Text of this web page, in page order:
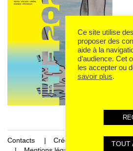
Contacts
Crédits
Ce site utilise
proposer des
aide à la
d’audience. Cet
les accepter ou
savoir plus.
TOUT